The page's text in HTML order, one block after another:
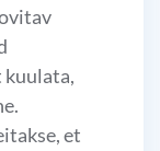
kuulata,
et